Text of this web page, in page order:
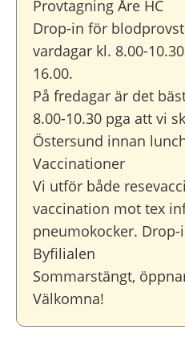
Provtagning Åre HC
Drop-in för
vardagar kl. 8.00-
16.00.
På fredagar är det
8.00-10.30 pga att vi
Östersund innan
Vaccinationer
Vi utför både
vaccination mot tex
pneumokocker. Drop-
Byfilialen
Sommarstängt,
Välkomna!